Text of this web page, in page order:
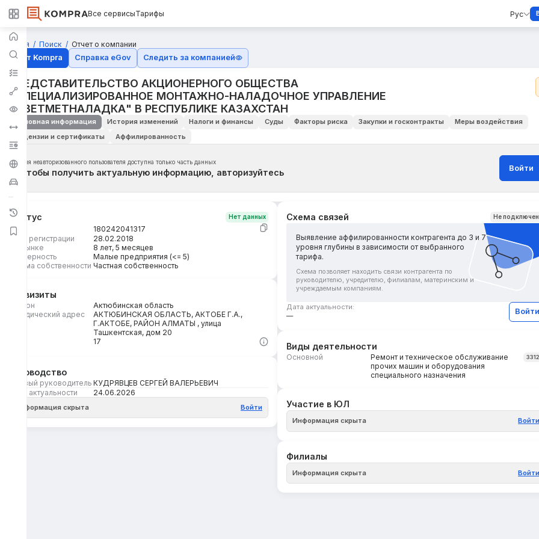
Все сервисыТарифы Рус
Главная Поиск
Отчет о компании
Отчёт Kompra
Справка eGov Следить за компанией
ПРЕДСТАВИТЕЛЬСТВО АКЦИОНЕРНОГО ОБЩЕСТВА
"СПЕЦИАЛИЗИРОВАННОЕ МОНТАЖНО-НАЛАДОЧНОЕ УПРАВЛЕНИЕ
"ЦВЕТМЕТНАЛАДКА" В РЕСПУБЛИКЕ КАЗАХСТАН
Основная информация История изменений Налоги и финансы Суды Факторы риска Закупки и госконтракты
Меры воздействия
Лицензии и сертификаты
Аффилированность
Для неавторизованного пользователя доступна только часть данных
Чтобы получить актуальную информацию, авторизуйтесь Войти
Статус Нет данных
БИН
180242041317
Дата регистрации
28.02.2018
На рынке
8 лет, 5 месяцев
Размерность
Малые предприятия (<= 5)
Форма собственности Частная собственность
Реквизиты
Регион
Актюбинская область
Юридический адрес
АКТЮБИНСКАЯ ОБЛАСТЬ, АКТОБЕ Г.А.,
Г.АКТОБЕ, РАЙОН АЛМАТЫ , улица
Ташкентская, дом 20
17
Руководство
Первый руководитель КУДРЯВЦЕВ СЕРГЕЙ ВАЛЕРЬЕВИЧ
Дата актуальности
24.06.2026
Информация скрыта Войти
Схема связей Не
Выявление аффилированности контрагента до 3 и 7
уровня глубины в зависимости от выбранного
тарифа.
Схема позволяет находить связи контрагента по
руководителю, учредителю, филиалам, материнским и
учреждаемым компаниям.
Дата актуальности:
—
Войти
Виды деятельности
Основной
Ремонт и техническое обслуживание
прочих машин и оборудования
специального назначения
Участие в ЮЛ
Информация скрыта Войти
Филиалы
Информация скрыта Войти